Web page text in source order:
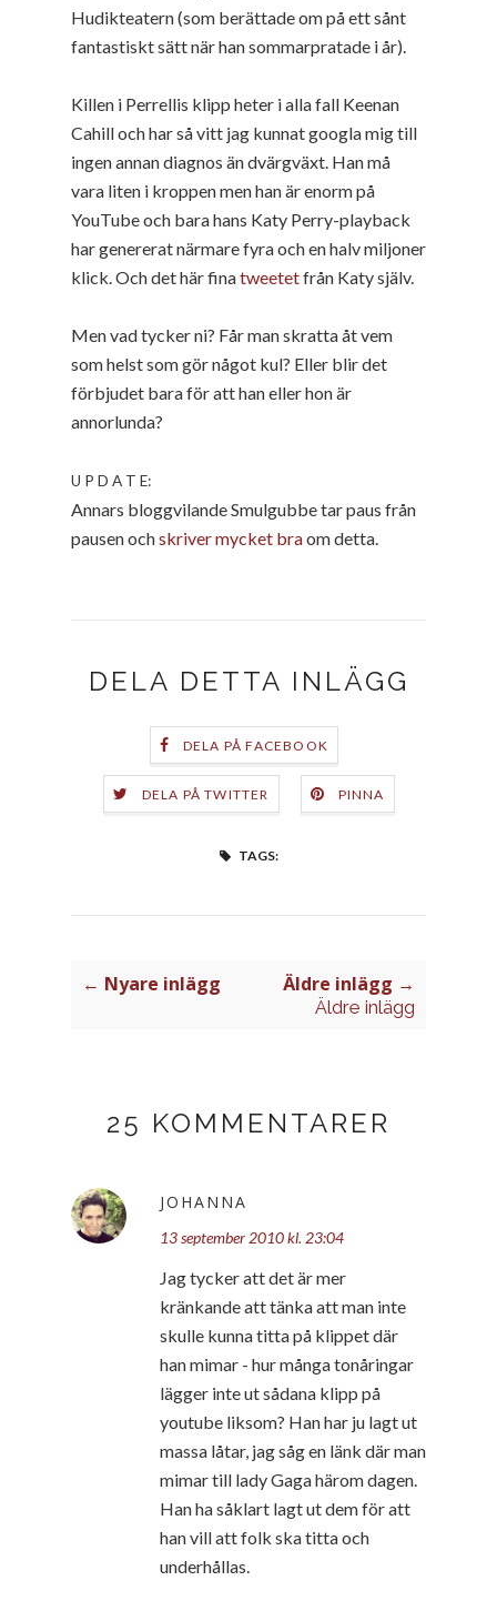
Hudikteatern (som berättade om på ett sånt
fantastiskt sätt när han sommarpratade i år).
Killen i Perrellis klipp heter i alla fall Keenan
Cahill och har så vitt jag kunnat googla mig till
ingen annan diagnos än dvärgväxt. Han må
vara liten i kroppen men han är enorm på
YouTube och bara hans Katy Perry-playback
har genererat närmare fyra och en halv miljoner
klick. Och det här finatweetetfrån Katy själv.
Men vad tycker ni? Får man skratta åt vem
som helst som gör något kul? Eller blir det
förbjudet bara för att han eller hon är
annorlunda?
U P D A T E:
Annars bloggvilande Smulgubbe tar paus från
pausen ochskriver mycket braom detta.
DELA DETTA INLÄGG
DELA PÅ FACEBOOK
DELA PÅ TWITTER PINNA
TAGS:
← Nyare inlägg Äldre inlägg →
Äldre inlägg
25 KOMMENTARER
JOHANNA
13 september 2010 kl. 23:04
Jag tycker att det är mer
kränkande att tänka att man inte
skulle kunna titta på klippet där
han mimar - hur många tonåringar
lägger inte ut sådana klipp på
youtube liksom? Han har ju lagt ut
massa låtar, jag såg en länk där man
mimar till lady Gaga härom dagen.
Han ha såklart lagt ut dem för att
han vill att folk ska titta och
underhållas.